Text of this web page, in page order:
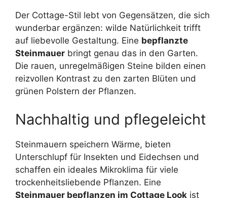
Der Cottage-Stil lebt von Gegensätzen, die sich
wunderbar ergänzen: wilde Natürlichkeit trifft
auf liebevolle Gestaltung. Eine bepflanzte
Steinmauer bringt genau das in den Garten.
Die rauen, unregelmäßigen Steine bilden einen
reizvollen Kontrast zu den zarten Blüten und
grünen Polstern der Pflanzen.
Nachhaltig und pflegeleicht
Steinmauern speichern Wärme, bieten
Unterschlupf für Insekten und Eidechsen und
schaffen ein ideales Mikroklima für viele
trockenheitsliebende Pflanzen. Eine
Steinmauer bepflanzen im Cottage Look ist